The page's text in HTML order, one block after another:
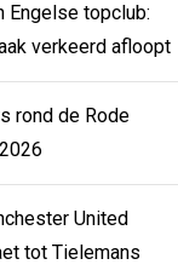
Engelse topclub:
verkeerd afloopt
rond de Rode
United
tot Tielemans